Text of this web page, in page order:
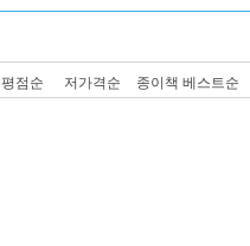
평점순 저가격순 종이책 베스트순